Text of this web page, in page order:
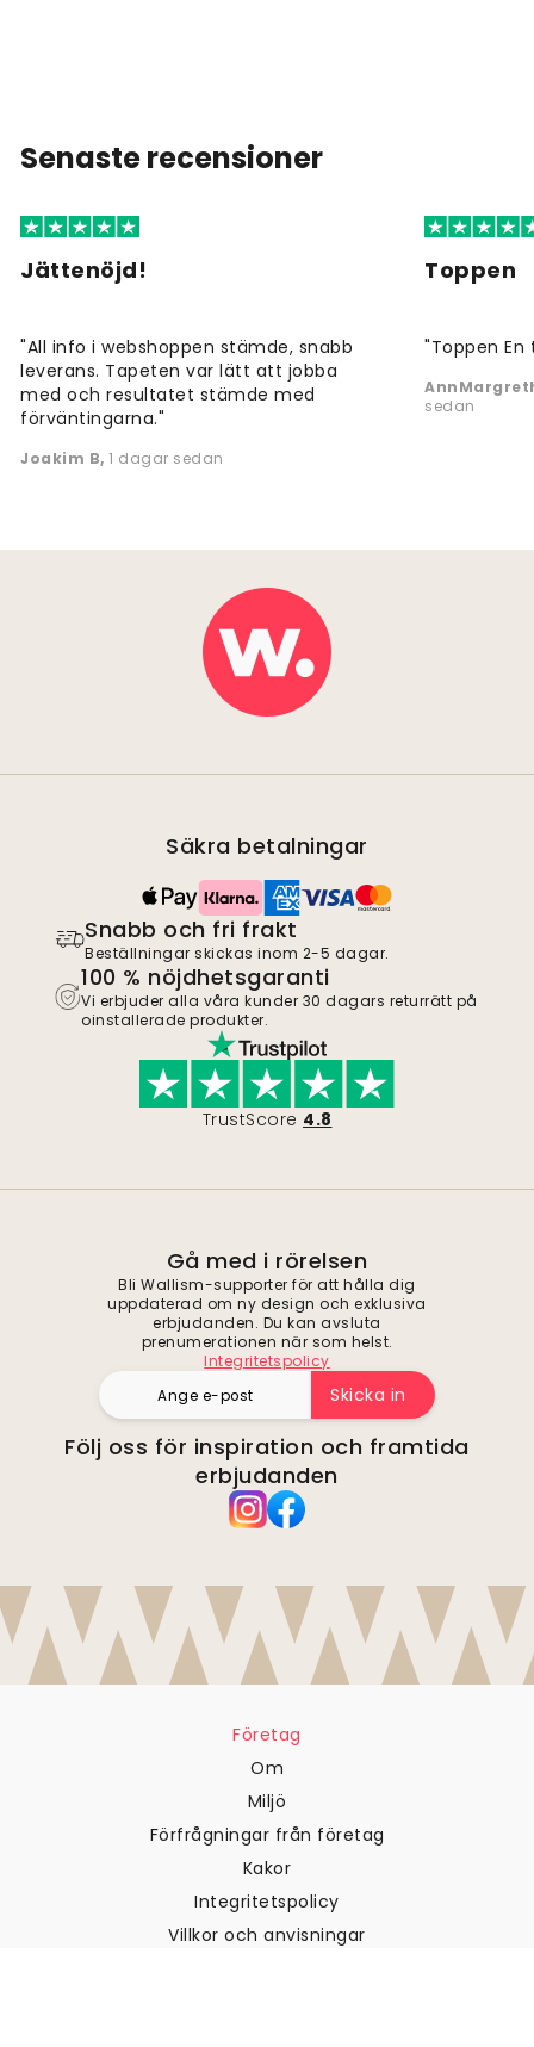
Senaste recensioner
Jättenöjd!
"All info i webshoppen stämde, snabb
leverans. Tapeten var lätt att jobba
med och resultatet stämde med
förväntingarna."
Joakim B, 1 dagar sedan
Toppen
"Toppen
sedan
Säkra betalningar
Snabb och fri frakt
Beställningar skickas inom 2-5 dagar.
100 % nöjdhetsgaranti
Vi erbjuder alla våra kunder 30 dagars returrätt på
oinstallerade produkter.
TrustScore 4.8
Gå med i rörelsen
Bli Wallism-supporter för att hålla dig
uppdaterad om ny design och exklusiva
erbjudanden. Du kan avsluta
prenumerationen när som helst.
Integritetspolicy
Skicka in
Följ oss för inspiration och framtida
erbjudanden
Företag
Om
Miljö
Förfrågningar från företag
Kakor
Integritetspolicy
Villkor och anvisningar